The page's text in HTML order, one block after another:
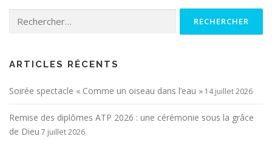
ARTICLES RÉCENTS
Soirée spectacle « Comme un oiseau dans l’eau » 14 juillet 2026
Remise des diplômes ATP 2026 : une cérémonie sous la grâce
de Dieu 7 juillet 2026